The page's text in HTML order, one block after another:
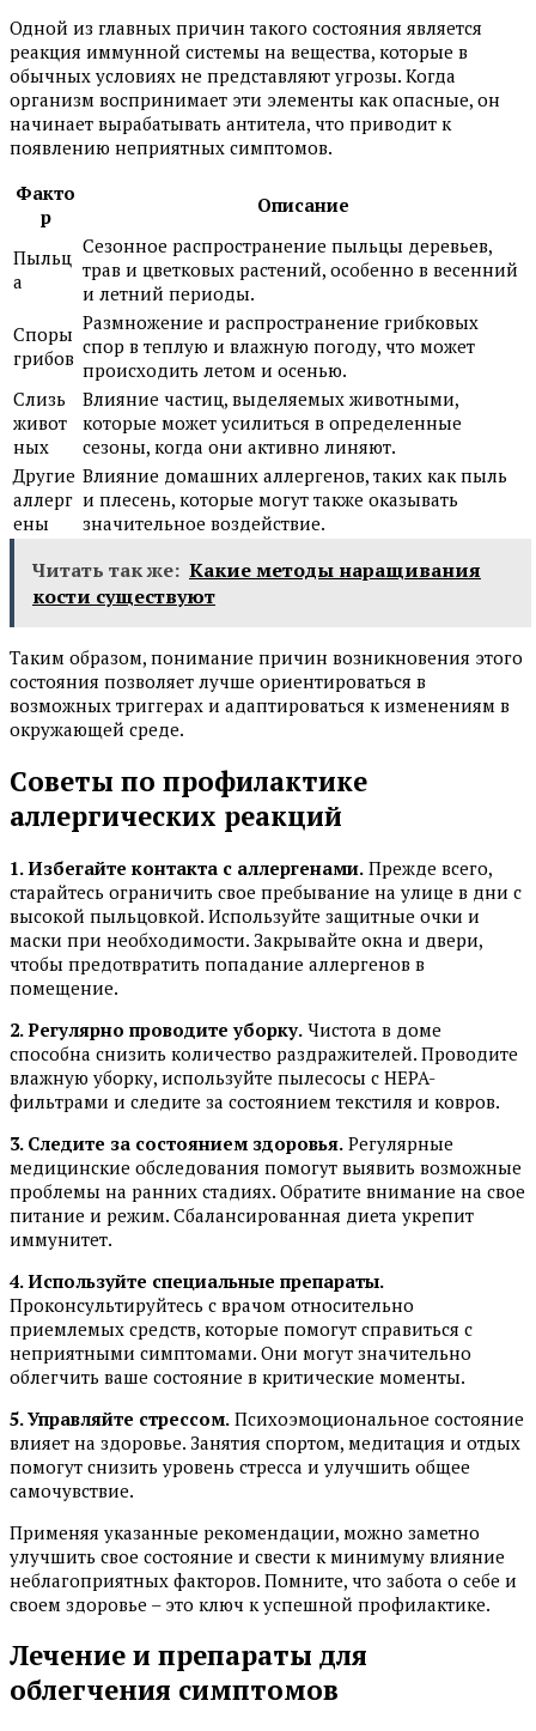
Одной из главных причин такого состояния является
реакция иммунной системы на вещества, которые в
обычных условиях не представляют угрозы. Когда
организм воспринимает эти элементы как опасные, он
начинает вырабатывать антитела, что приводит к
появлению неприятных симптомов.
Факто
р
Описание
Пыльц
а
Сезонное распространение пыльцы деревьев,
трав и цветковых растений, особенно в весенний
и летний периоды.
Споры
грибов
Размножение и распространение грибковых
спор в теплую и влажную погоду, что может
происходить летом и осенью.
Слизь
живот
ных
Влияние частиц, выделяемых животными,
которые может усилиться в определенные
сезоны, когда они активно линяют.
Другие
аллерг
ены
Влияние домашних аллергенов, таких как пыль
и плесень, которые могут также оказывать
значительное воздействие.
Читать так же: Какие методы наращивания
кости существуют
Таким образом, понимание причин возникновения этого
состояния позволяет лучше ориентироваться в
возможных триггерах и адаптироваться к изменениям в
окружающей среде.
Советы по профилактике
аллергических реакций
1. Избегайте контакта с аллергенами. Прежде всего,
старайтесь ограничить свое пребывание на улице в дни с
высокой пыльцовкой. Используйте защитные очки и
маски при необходимости. Закрывайте окна и двери,
чтобы предотвратить попадание аллергенов в
помещение.
2. Регулярно проводите уборку. Чистота в доме
способна снизить количество раздражителей. Проводите
влажную уборку, используйте пылесосы с HEPA-
фильтрами и следите за состоянием текстиля и ковров.
3. Следите за состоянием здоровья. Регулярные
медицинские обследования помогут выявить возможные
проблемы на ранних стадиях. Обратите внимание на свое
питание и режим. Сбалансированная диета укрепит
иммунитет.
4. Используйте специальные препараты.
Проконсультируйтесь с врачом относительно
приемлемых средств, которые помогут справиться с
неприятными симптомами. Они могут значительно
облегчить ваше состояние в критические моменты.
5. Управляйте стрессом. Психоэмоциональное состояние
влияет на здоровье. Занятия спортом, медитация и отдых
помогут снизить уровень стресса и улучшить общее
самочувствие.
Применяя указанные рекомендации, можно заметно
улучшить свое состояние и свести к минимуму влияние
неблагоприятных факторов. Помните, что забота о себе и
своем здоровье – это ключ к успешной профилактике.
Лечение и препараты для
облегчения симптомов